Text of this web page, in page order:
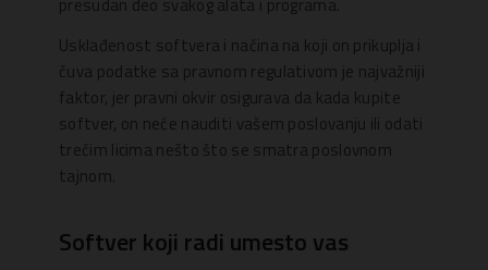
presudan deo svakog alata i programa.
Usklađenost softvera i načina na koji on prikuplja i
čuva podatke sa pravnom regulativom je najvažniji
faktor, jer pravni okvir osigurava da kada kupite
softver, on neće nauditi vašem poslovanju ili odati
trećim licima nešto što se smatra poslovnom
tajnom.
Softver koji radi umesto vas